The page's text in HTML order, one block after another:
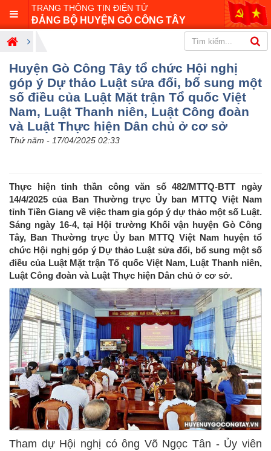
TRANG THÔNG TIN ĐIỆN TỬ
ĐẢNG BỘ HUYỆN GÒ CÔNG TÂY
Huyện Gò Công Tây tổ chức Hội nghị
góp ý Dự thảo Luật sửa đổi, bổ sung một
số điều của Luật Mặt trận Tổ quốc Việt
Nam, Luật Thanh niên, Luật Công đoàn
và Luật Thực hiện Dân chủ ở cơ sở
Thứ năm - 17/04/2025 02:33
Thực hiện tinh thần công văn số 482/MTTQ-BTT ngày
14/4/2025 của Ban Thường trực Ủy ban MTTQ Việt Nam
tỉnh Tiền Giang về việc tham gia góp ý dự thảo một số Luật.
Sáng ngày 16-4, tại Hội trường Khối vận huyện Gò Công
Tây, Ban Thường trực Ủy ban MTTQ Việt Nam huyện tổ
chức Hội nghị góp ý Dự thảo Luật sửa đổi, bổ sung một số
điều của Luật Mặt trận Tổ quốc Việt Nam, Luật Thanh niên,
Luật Công đoàn và Luật Thực hiện Dân chủ ở cơ sở.
Tham dự Hội nghị có ông Võ Ngọc Tân - Ủy viên